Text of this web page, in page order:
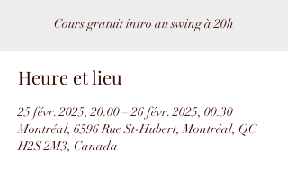
Cours gratuit intro au swing à 20h
Heure et lieu
25 févr. 2025, 20:00 – 26 févr. 2025, 00:30
Montréal, 6596 Rue St-Hubert, Montréal, QC
H2S 2M3, Canada